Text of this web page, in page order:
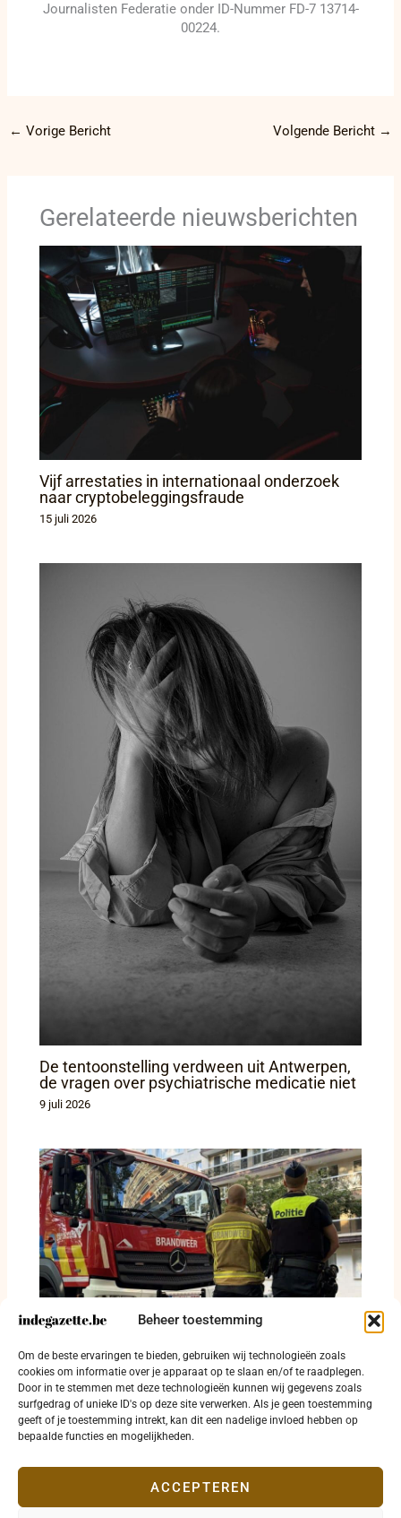
Beheer toestemming
Om de beste ervaringen te bieden, gebruiken wij technologieën zoals
cookies om informatie over je apparaat op te slaan en/of te raadplegen.
Door in te stemmen met deze technologieën kunnen wij gegevens zoals
surfgedrag of unieke ID's op deze site verwerken. Als je geen toestemming
geeft of je toestemming intrekt, kan dit een nadelige invloed hebben op
bepaalde functies en mogelijkheden.
ACCEPTEREN
Journalisten Federatie onder ID-Nummer FD-7 13714-
00224.
← Vorige Bericht Volgende Bericht →
Gerelateerde nieuwsberichten
Vijf arrestaties in internationaal onderzoek
naar cryptobeleggingsfraude
15 juli 2026
De tentoonstelling verdween uit Antwerpen,
de vragen over psychiatrische medicatie niet
9 juli 2026
Waterlek na beschadigde leiding
veroorzaakte dodelijke brand op Linkeroever
8 juli 2026